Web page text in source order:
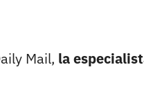
Mail, la